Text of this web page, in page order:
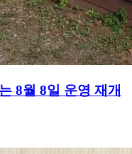
8월 8일 운영 재개